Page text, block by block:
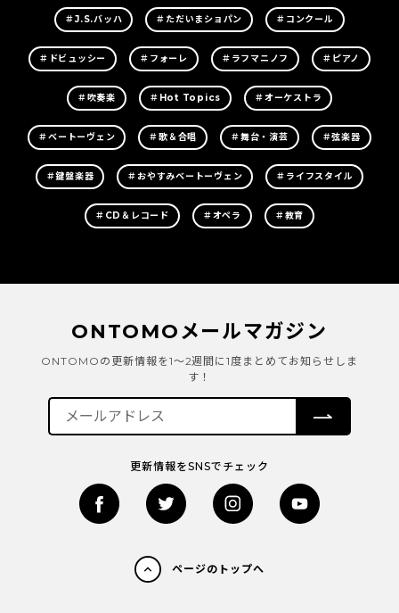
＃J.S.バッハ ＃ただいまショパン ＃コンクール
＃ドビュッシー ＃フォーレ ＃ラフマニノフ ＃ピアノ
＃吹奏楽 ＃Hot Topics ＃オーケストラ
＃ベートーヴェン ＃歌＆合唱 ＃舞台・演芸 ＃弦楽器
＃鍵盤楽器 ＃おやすみベートーヴェン ＃ライフスタイル
＃CD＆レコード ＃オペラ ＃教育
ONTOMOメールマガジン
ONTOMOの更新情報を1～2週間に1度まとめてお知らせしま
す！
更新情報をSNSでチェック
ページのトップへ